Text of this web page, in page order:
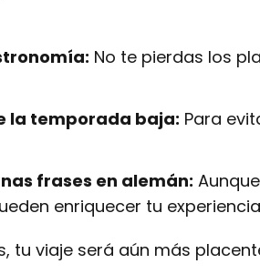
No te pierdas los
la temporada baja: Para
frases en alemán:
enriquecer tu
tu viaje será aún más